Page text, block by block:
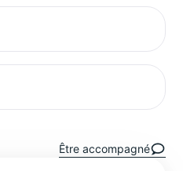
Être accompagné